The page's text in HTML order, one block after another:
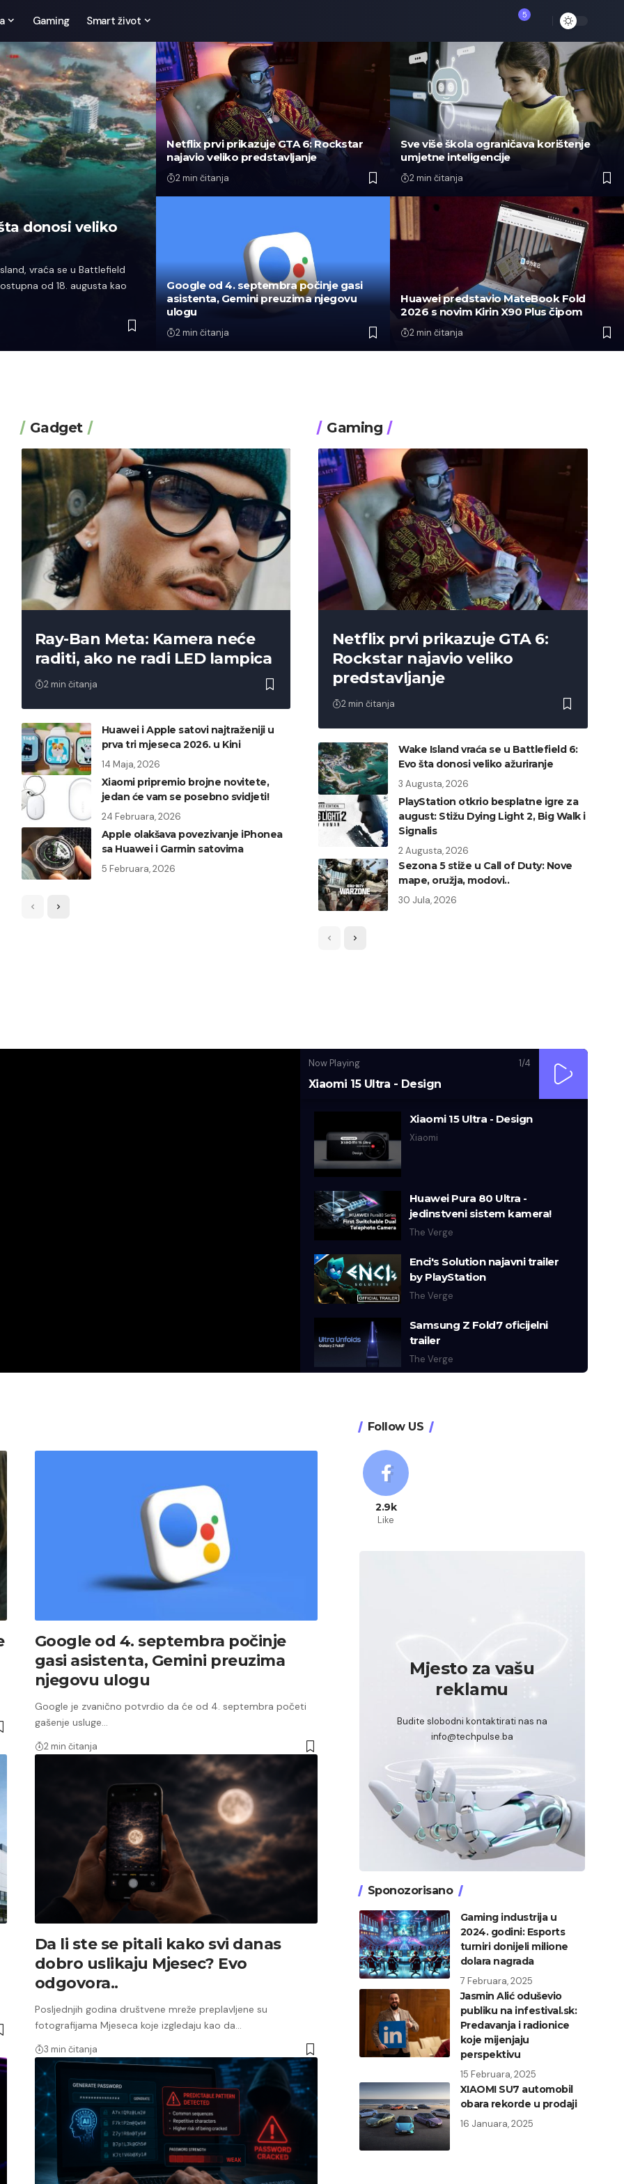
Gaming Smart život 5
donosi veliko
vraća se u Battlefield
od 18. augusta kao
Netflix prvi prikazuje GTA 6: Rockstar
najavio veliko predstavljanje
2 min čitanja
Sve više škola ograničava korištenje
umjetne inteligencije
2 min čitanja
Google od 4. septembra počinje gasi
asistenta, Gemini preuzima njegovu
ulogu
2 min čitanja
Huawei predstavio MateBook Fold
2026 s novim Kirin X90 Plus čipom
2 min čitanja
Gadget
Ray-Ban Meta: Kamera neće
raditi, ako ne radi LED lampica
2 min čitanja
Huawei i Apple satovi najtraženiji u
prva tri mjeseca 2026. u Kini
14 Maja, 2026
Xiaomi pripremio brojne novitete,
jedan će vam se posebno svidjeti!
24 Februara, 2026
Apple olakšava povezivanje iPhonea
sa Huawei i Garmin satovima
5 Februara, 2026
Gaming
Netflix prvi prikazuje GTA 6:
Rockstar najavio veliko
predstavljanje
2 min čitanja
Wake Island vraća se u Battlefield 6:
Evo šta donosi veliko ažuriranje
3 Augusta, 2026
PlayStation otkrio besplatne igre za
august: Stižu Dying Light 2, Big Walk i
Signalis
2 Augusta, 2026
Sezona 5 stiže u Call of Duty: Nove
mape, oružja, modovi..
30 Jula, 2026
Now Playing 1/4
Xiaomi 15 Ultra - Design
Xiaomi 15 Ultra - Design
Xiaomi
Huawei Pura 80 Ultra -
jedinstveni sistem kamera!
The Verge
Enci's Solution najavni trailer
by PlayStation
The Verge
Samsung Z Fold7 oficijelni
trailer
The Verge
Google od 4. septembra počinje
gasi asistenta, Gemini preuzima
njegovu ulogu
Google je zvanično potvrdio da će od 4. septembra početi
gašenje usluge…
2 min čitanja
Da li ste se pitali kako svi danas
dobro uslikaju Mjesec? Evo
odgovora..
Posljednjih godina društvene mreže preplavljene su
fotografijama Mjeseca koje izgledaju kao da…
3 min čitanja
Follow US
2.9k
Like
Mjesto za vašu
reklamu
Budite slobodni kontaktirati nas na
info@techpulse.ba
Sponozorisano
Gaming industrija u
2024. godini: Esports
turniri donijeli milione
dolara nagrada
7 Februara, 2025
Jasmin Alić oduševio
publiku na infestival.sk:
Predavanja i radionice
koje mijenjaju
perspektivu
15 Februara, 2025
XIAOMI SU7 automobil
obara rekorde u prodaji
16 Januara, 2025